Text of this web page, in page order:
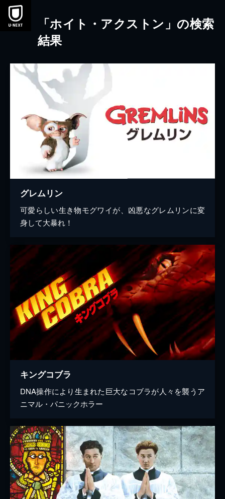
本文へスキップ
「ホイト・アクストン」の検索
結果
グレムリン
可愛らしい生き物モグワイが、凶悪なグレムリンに変
身して大暴れ！
キングコブラ
DNA操作により生まれた巨大なコブラが人々を襲うア
ニマル・パニックホラー